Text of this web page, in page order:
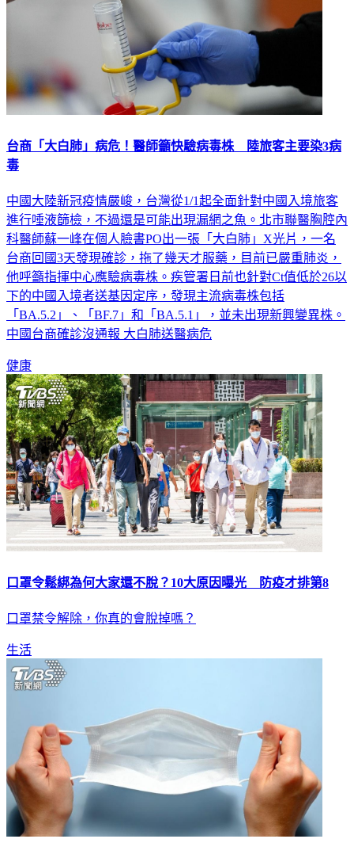
台商「大白肺」病危！醫師籲快驗病毒株 陸旅客主要染3病
毒
中國大陸新冠疫情嚴峻，台灣從1/1起全面針對中國入境旅客
進行唾液篩檢，不過還是可能出現漏網之魚。北市聯醫胸腔內
科醫師蘇一峰在個人臉書PO出一張「大白肺」X光片，一名
台商回國3天發現確診，拖了幾天才服藥，目前已嚴重肺炎，
他呼籲指揮中心應驗病毒株。疾管署日前也針對Ct值低於26以
下的中國入境者送基因定序，發現主流病毒株包括
「BA.5.2」、「BF.7」和「BA.5.1」，並未出現新興變異株。
中國台商確診沒通報 大白肺送醫病危
健康
口罩令鬆綁為何大家還不脫？10大原因曝光 防疫才排第8
口罩禁令解除，你真的會脫掉嗎？
生活